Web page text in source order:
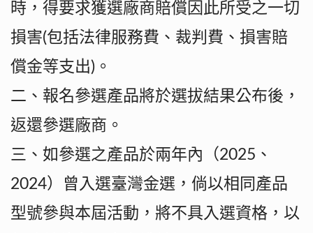
時，得要求獲選廠商賠償因此所受之一切
損害(包括法律服務費、裁判費、損害賠
償金等支出)。
二、報名參選產品將於選拔結果公布後，
返還參選廠商。
三、如參選之產品於兩年內（2025、
2024）曾入選臺灣金選，倘以相同產品
型號參與本屆活動，將不具入選資格，以